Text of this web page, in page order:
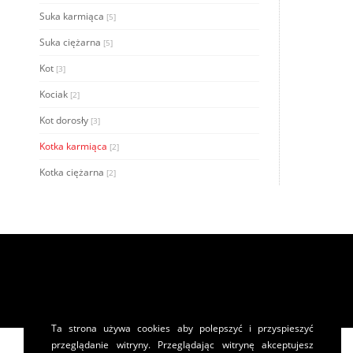
Suka karmiąca [5]
Suka ciężarna [5]
Kot [3]
Kociak [2]
Kot dorosły [3]
Kotka karmiąca [2]
Kotka ciężarna [2]
Ta strona używa cookies aby polepszyć i przyspieszyć
przeglądanie witryny. Przeglądając witrynę akceptujesz